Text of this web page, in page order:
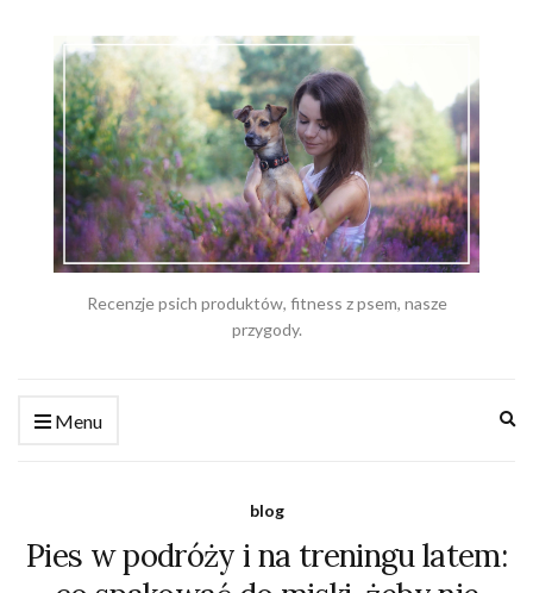
Recenzje psich produktów, fitness z psem, nasze
przygody.
Menu
blog
Pies w podróży i na treningu latem: